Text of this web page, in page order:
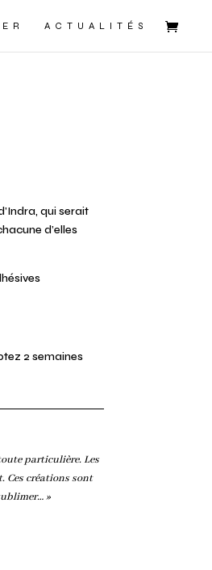
ACTUALITÉS
qui serait
d’elles
2 semaines
particulière. Les
Ces créations sont
»